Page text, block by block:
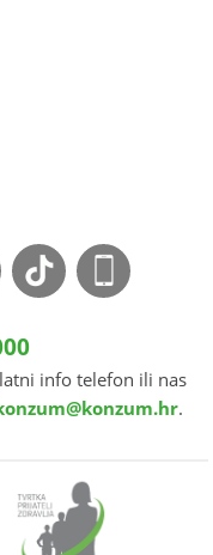
info telefon ili nas
.